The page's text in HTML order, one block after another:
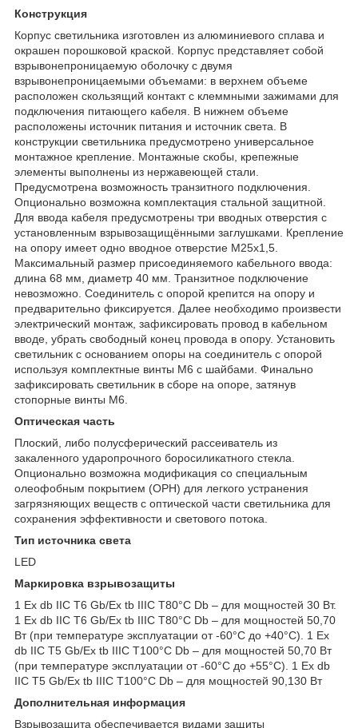
Конструкция
Корпус светильника изготовлен из алюминиевого сплава и
окрашен порошковой краской. Корпус представляет собой
взрывонепроницаемую оболочку с двумя
взрывонепроницаемыми объемами: в верхнем объеме
расположен скользящий контакт с клеммными зажимами для
подключения питающего кабеля. В нижнем объеме
расположены источник питания и источник света. В
конструкции светильника предусмотрено универсальное
монтажное крепление. Монтажные скобы, крепежные
элементы выполнены из нержавеющей стали.
Предусмотрена возможность транзитного подключения.
Опционально возможна комплектация стальной защитной.
Для ввода кабеля предусмотрены три вводных отверстия с
установленным взрывозащищёнными заглушками. Крепление
на опору имеет одно вводное отверстие М25х1,5.
Максимальный размер присоединяемого кабельного ввода:
длина 68 мм, диаметр 40 мм. Транзитное подключение
невозможно. Соединитель с опорой крепится на опору и
предварительно фиксируется. Далее необходимо произвести
электрический монтаж, зафиксировать провод в кабельном
вводе, убрать свободный конец провода в опору. Установить
светильник с основанием опоры на соединитель с опорой
используя комплектные винты М6 с шайбами. Финально
зафиксировать светильник в сборе на опоре, затянув
стопорные винты М6.
Оптическая часть
Плоский, либо полусферический рассеиватель из
закаленного ударопрочного боросиликатного стекла.
Опционально возможна модификация со специальным
олеофобным покрытием (OPH) для легкого устранения
загрязняющих веществ с оптической части светильника для
сохранения эффективности и светового потока.
Тип источника света
LED
Маркировка взрывозащиты
1 Ex db IIC T6 Gb/Ex tb IIIC T80°C Db – для мощностей 30 Вт.
1 Ex db IIC T6 Gb/Ex tb IIIC T80°C Db – для мощностей 50,70
Вт (при температуре эксплуатации от -60°C до +40°C). 1 Ex
db IIC T5 Gb/Ex tb IIIC T100°C Db – для мощностей 50,70 Вт
(при температуре эксплуатации от -60°C до +55°C). 1 Ex db
IIC T5 Gb/Ex tb IIIC T100°C Db – для мощностей 90,130 Вт
Дополнительная информация
Взрывозащита обеспечивается видами защиты